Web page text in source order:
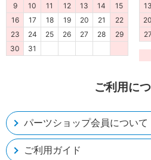
ご利用に
パーツショップ会員について
ご利用ガイド
9
10 11 12 13 14
15
16
17 18 19 20 21
22
23
24 25 26 27 28
29
30
31
13
20
27